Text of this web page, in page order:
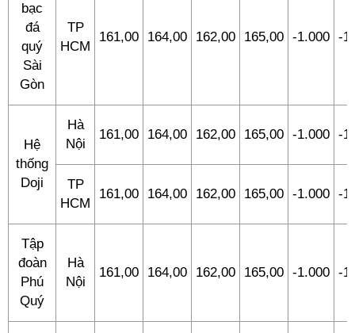
bạc
đá
quý
Sài
Gòn
TP
HCM
161,00 164,00 162,00 165,00 -1.000 -
Hệ
thống
Doji
Hà
Nội
161,00 164,00 162,00 165,00 -1.000 -
TP
HCM
161,00 164,00 162,00 165,00 -1.000 -
Tập
đoàn
Phú
Quý
Hà
Nội
161,00 164,00 162,00 165,00 -1.000 -